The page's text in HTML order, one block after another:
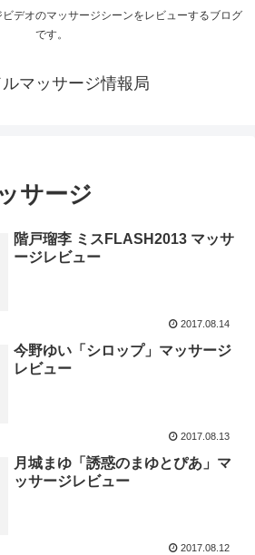
デオのマッサージシーンをレビューするブログ
です。
マッサージ情報局
サージ
階戸瑠李 ミスFLASH2013 マッサ
ージレビュー
2017.08.14
今野ゆい「シロップ」マッサージ
レビュー
2017.08.13
月城まゆ「誘惑のまゆとぴあ」マ
ッサージレビュー
2017.08.12